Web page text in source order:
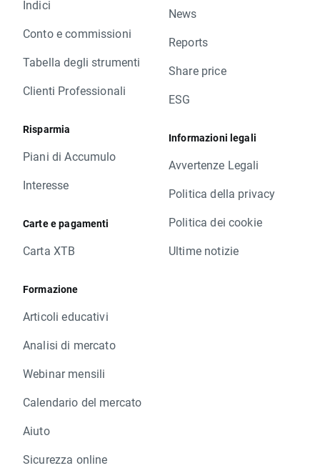
Indici
Conto e commissioni
Tabella degli strumenti
Clienti Professionali
Risparmia
Piani di Accumulo
Interesse
Carte e pagamenti
Carta XTB
Formazione
Articoli educativi
Analisi di mercato
Webinar mensili
Calendario del mercato
Aiuto
Sicurezza online
News
Reports
Share price
ESG
Informazioni legali
Avvertenze Legali
Politica della privacy
Politica dei cookie
Ultime notizie